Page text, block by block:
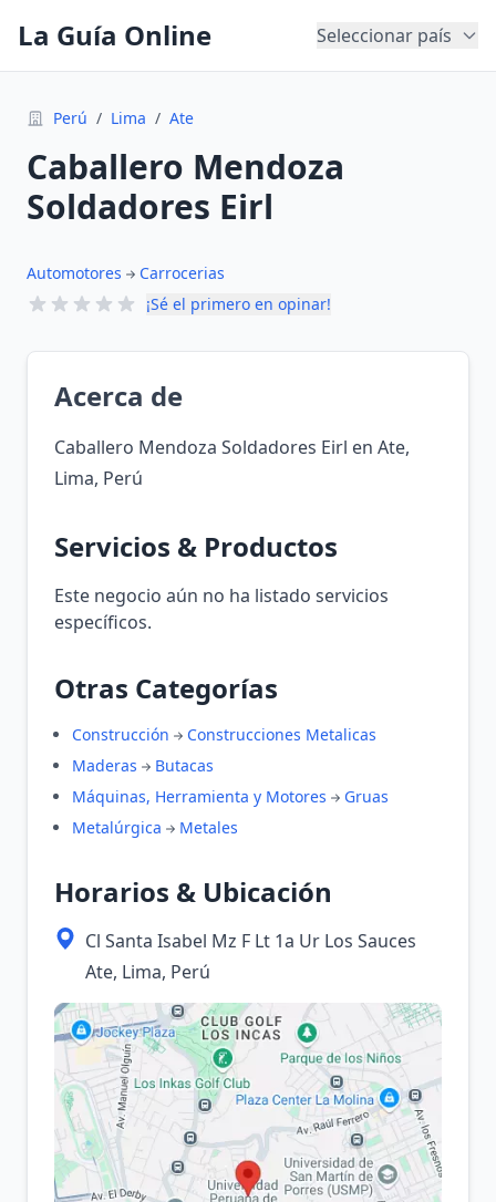
La Guía Online Seleccionar país
Perú / Lima / Ate
Caballero Mendoza
Soldadores Eirl
Automotores
Carrocerias
¡Sé el primero en opinar!
Acerca de
Caballero Mendoza Soldadores Eirl en Ate,
Lima, Perú
Servicios & Productos
Este negocio aún no ha listado servicios
específicos.
Otras Categorías
Construcción
Construcciones Metalicas
Maderas
Butacas
Máquinas, Herramienta y Motores
Gruas
Metalúrgica
Metales
Horarios & Ubicación
Cl Santa Isabel Mz F Lt 1a Ur Los Sauces
Ate, Lima, Perú